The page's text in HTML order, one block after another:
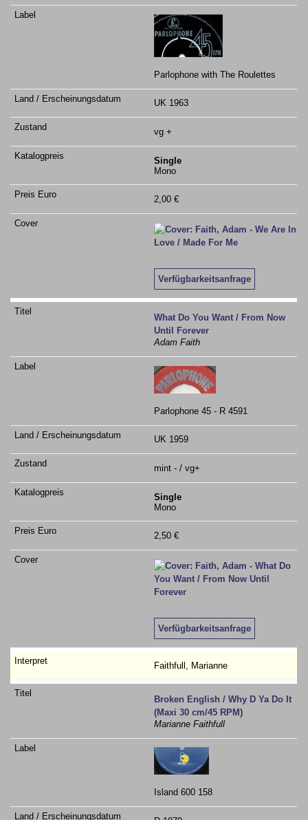
Parlophone with The Roulettes
UK 1963
vg +
Single
Mono
2,00 €
Verfügbarkeitsanfrage
What Do You Want / From Now
Until Forever
Adam Faith
Parlophone 45 - R 4591
UK 1959
mint - / vg+
Single
Mono
2,50 €
Verfügbarkeitsanfrage
Faithfull, Marianne
Broken English / Why D Ya Do It
(Maxi 30 cm/45 RPM)
Marianne Faithfull
Island 600 158